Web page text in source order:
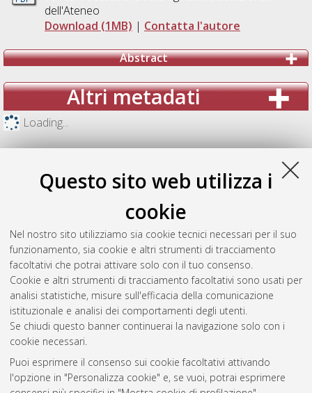
Questo sito web utilizza i
cookie
Nel nostro sito utilizziamo sia cookie tecnici necessari per il suo
funzionamento, sia cookie e altri strumenti di tracciamento
facoltativi che potrai attivare solo con il tuo consenso.
Cookie e altri strumenti di tracciamento facoltativi sono usati per
analisi statistiche, misure sull'efficacia della comunicazione
istituzionale e analisi dei comportamenti degli utenti.
Se chiudi questo banner continuerai la navigazione solo con i
cookie necessari.
Puoi esprimere il consenso sui cookie facoltativi attivando
l'opzione in "Personalizza cookie" e, se vuoi, potrai esprimere
dell'Ateneo
Download (1MB) | Contatta l'autore
Abstract
Altri metadati
Loading...
Gestione del documento:
Atom
Rss 1.0